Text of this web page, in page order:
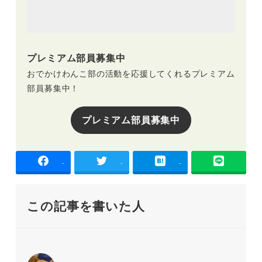
プレミアム部員募集中
おでかけわんこ部の活動を応援してくれるプレミアム
部員募集中！
プレミアム部員募集中
- - -
この記事を書いた人